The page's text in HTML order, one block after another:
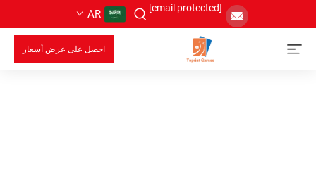
[email protected]
AR
احصل على عرض أسعار